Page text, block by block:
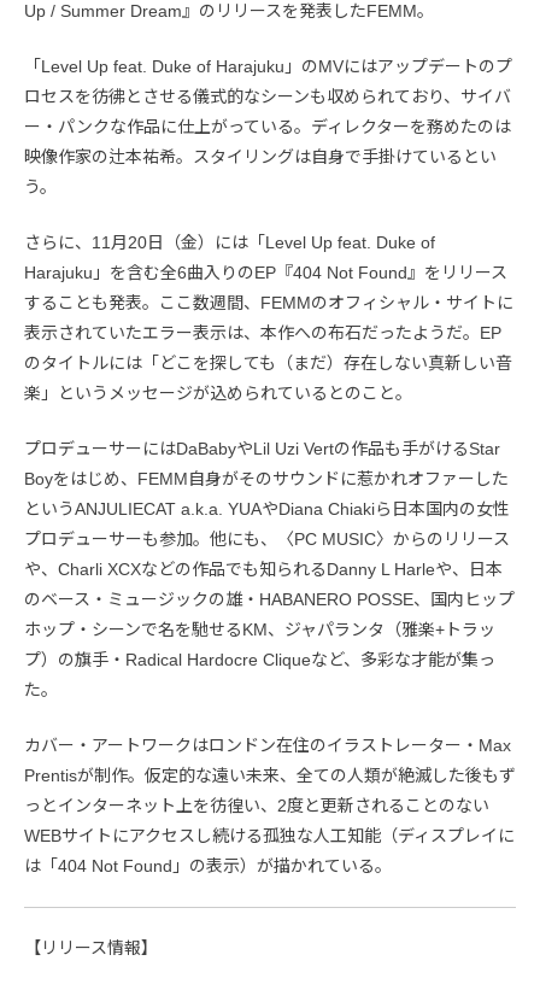
Up / Summer Dream』のリリースを発表したFEMM。
「Level Up feat. Duke of Harajuku」のMVにはアップデートのプ
ロセスを彷彿とさせる儀式的なシーンも収められており、サイバ
ー・パンクな作品に仕上がっている。ディレクターを務めたのは
映像作家の辻本祐希。スタイリングは自身で手掛けているとい
う。
さらに、11月20日（金）には「Level Up feat. Duke of
Harajuku」を含む全6曲入りのEP『404 Not Found』をリリース
することも発表。ここ数週間、FEMMのオフィシャル・サイトに
表示されていたエラー表示は、本作への布石だったようだ。EP
のタイトルには「どこを探しても（まだ）存在しない真新しい音
楽」というメッセージが込められているとのこと。
プロデューサーにはDaBabyやLil Uzi Vertの作品も手がけるStar
Boyをはじめ、FEMM自身がそのサウンドに惹かれオファーした
というANJULIECAT a.k.a. YUAやDiana Chiakiら日本国内の女性
プロデューサーも参加。他にも、〈PC MUSIC〉からのリリース
や、Charli XCXなどの作品でも知られるDanny L Harleや、日本
のベース・ミュージックの雄・HABANERO POSSE、国内ヒップ
ホップ・シーンで名を馳せるKM、ジャパランタ（雅楽+トラッ
プ）の旗手・Radical Hardocre Cliqueなど、多彩な才能が集っ
た。
カバー・アートワークはロンドン在住のイラストレーター・Max
Prentisが制作。仮定的な遠い未来、全ての人類が絶滅した後もず
っとインターネット上を彷徨い、2度と更新されることのない
WEBサイトにアクセスし続ける孤独な人工知能（ディスプレイに
は「404 Not Found」の表示）が描かれている。
【リリース情報】